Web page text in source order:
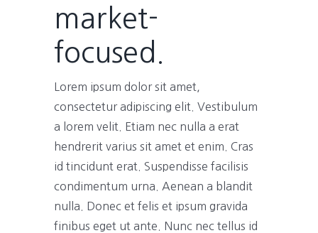
market-
focused.
Lorem ipsum dolor sit amet,
consectetur adipiscing elit. Vestibulum
a lorem velit. Etiam nec nulla a erat
hendrerit varius sit amet et enim. Cras
id tincidunt erat. Suspendisse facilisis
condimentum urna. Aenean a blandit
nulla. Donec et felis et ipsum gravida
finibus eget ut ante. Nunc nec tellus id